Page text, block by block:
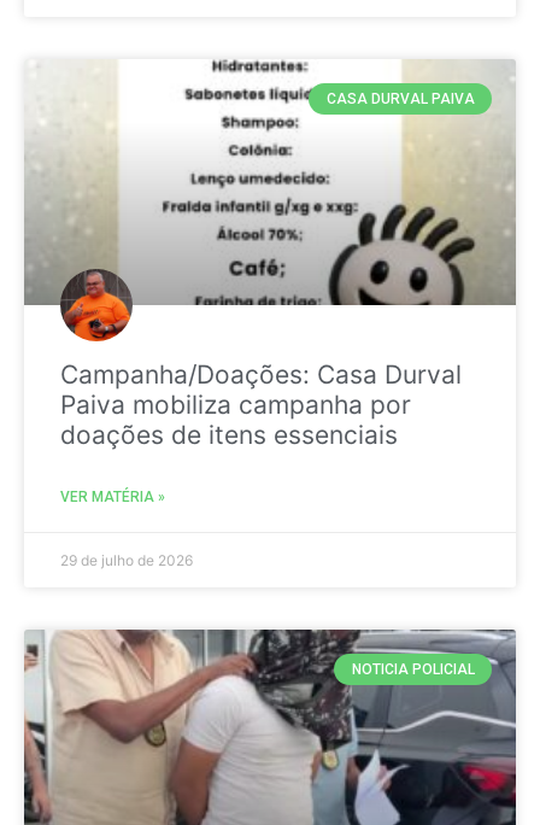
CASA DURVAL PAIVA
Campanha/Doações: Casa Durval
Paiva mobiliza campanha por
doações de itens essenciais
VER MATÉRIA »
29 de julho de 2026
NOTICIA POLICIAL